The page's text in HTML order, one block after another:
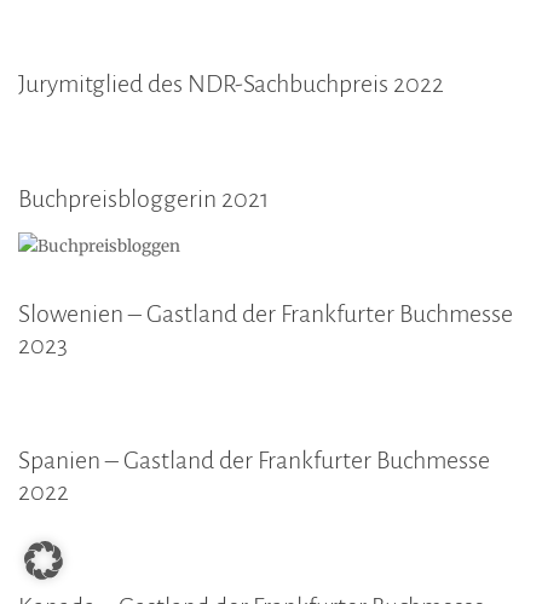
Jurymitglied des NDR-Sachbuchpreis 2022
Buchpreisbloggerin 2021
Slowenien – Gastland der Frankfurter Buchmesse
2023
Spanien – Gastland der Frankfurter Buchmesse
2022